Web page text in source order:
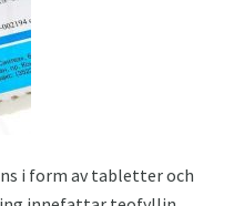
i form av tabletter och